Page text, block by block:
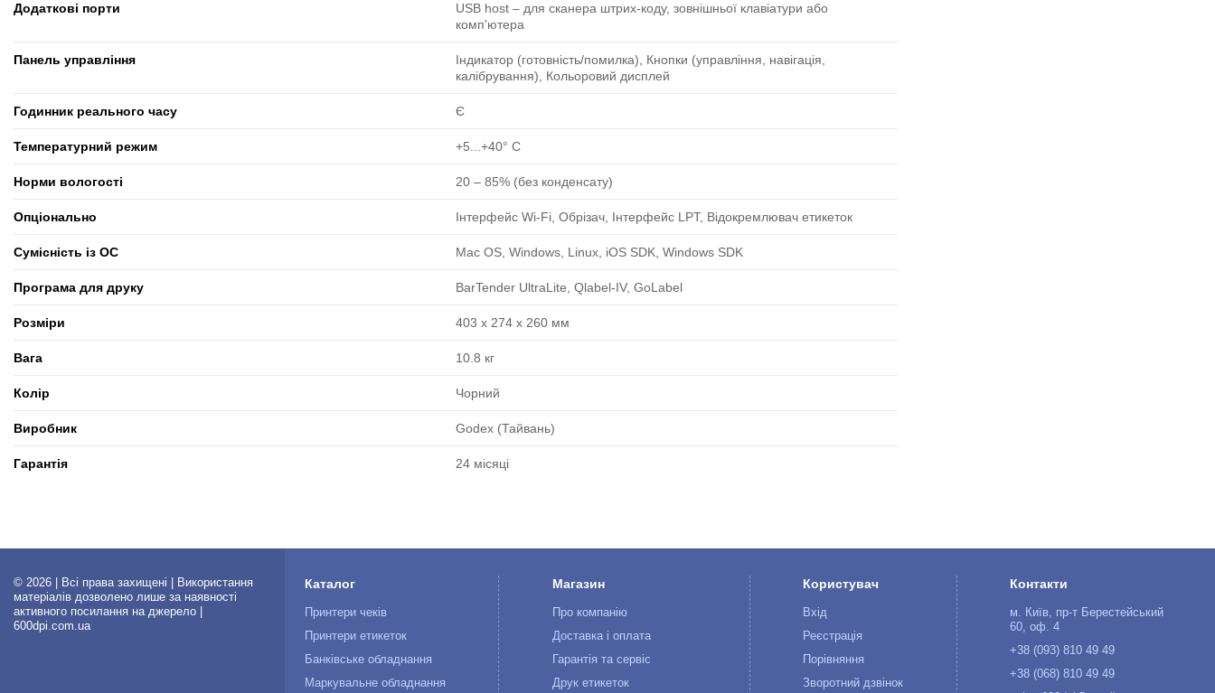
Додаткові порти
USB host ‒ для сканера штрих-коду, зовнішньої клавіатури або
комп'ютера
Панель управління
Індикатор (готовність/помилка), Кнопки (управління, навігація,
калібрування), Кольоровий дисплей
Годинник реального часу Є
Температурний режим +5...+40° C
Норми вологості 20 ‒ 85% (без конденсату)
Опціонально Інтерфейс Wi-Fi, Обрізач, Інтерфейс LPT, Відокремлювач етикеток
Сумісність із ОС Mac OS, Windows, Linux, iOS SDK, Windows SDK
Програма для друку BarTender UltraLite, Qlabel-IV, GoLabel
Розміри 403 x 274 x 260 мм
Вага 10.8 кг
Колір Чорний
Виробник Godex (Тайвань)
Гарантія 24 місяці
© 2026 | Всі права захищені | Використання
матеріалів дозволено лише за наявності
активного посилання на джерело |
600dpi.com.ua
Каталог
Принтери чеків
Принтери етикеток
Банківське обладнання
Маркувальне обладнання
Магазин
Про компанію
Доставка і оплата
Гарантія та сервіс
Друк етикеток
Користувач
Вхід
Реєстрація
Порівняння
Зворотний дзвінок
Контакти
м. Київ, пр-т Берестейський
60, оф. 4
+38 (093) 810 49 49
+38 (068) 810 49 49